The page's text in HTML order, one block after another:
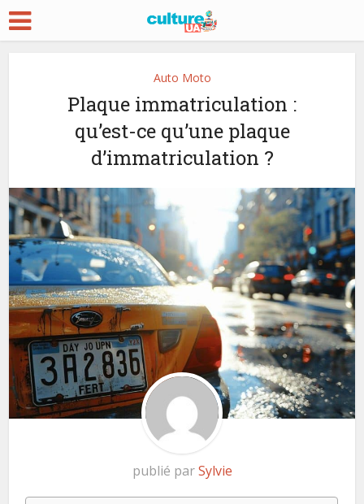
Auto Moto
Plaque immatriculation :
qu’est-ce qu’une plaque
d’immatriculation ?
publié parSylvie